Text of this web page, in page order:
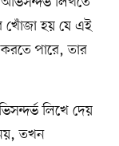
খোঁজা হয় যে এই
করতে পারে, তার
লিখে দেয়
তখন